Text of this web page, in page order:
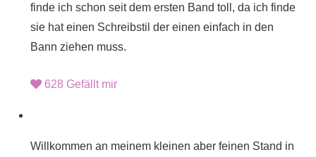
finde ich schon seit dem ersten Band toll, da ich finde
sie hat einen Schreibstil der einen einfach in den
Bann ziehen muss.
628 Gefällt mir
Willkommen an meinem kleinen aber feinen Stand in